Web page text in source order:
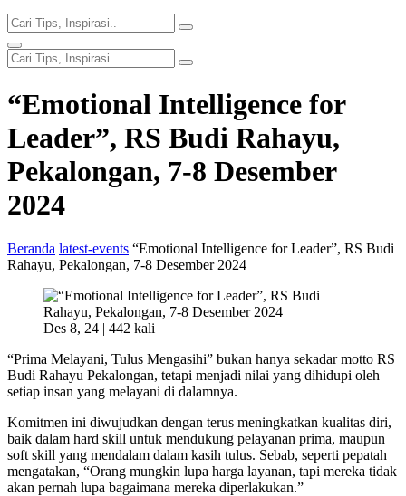
“Emotional Intelligence for
Leader”, RS Budi Rahayu,
Pekalongan, 7-8 Desember
2024
Beranda latest-events “Emotional Intelligence for Leader”, RS Budi
Rahayu, Pekalongan, 7-8 Desember 2024
Des 8, 24 | 442 kali
“Prima Melayani, Tulus Mengasihi” bukan hanya sekadar motto RS
Budi Rahayu Pekalongan, tetapi menjadi nilai yang dihidupi oleh
setiap insan yang melayani di dalamnya.
Komitmen ini diwujudkan dengan terus meningkatkan kualitas diri,
baik dalam hard skill untuk mendukung pelayanan prima, maupun
soft skill yang mendalam dalam kasih tulus. Sebab, seperti pepatah
mengatakan, “Orang mungkin lupa harga layanan, tapi mereka tidak
akan pernah lupa bagaimana mereka diperlakukan.”